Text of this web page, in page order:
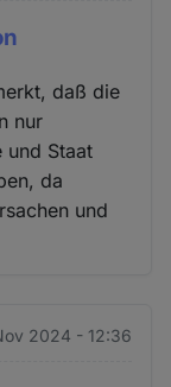
daß die
nur
und Staat
da
und
2024 - 12:36